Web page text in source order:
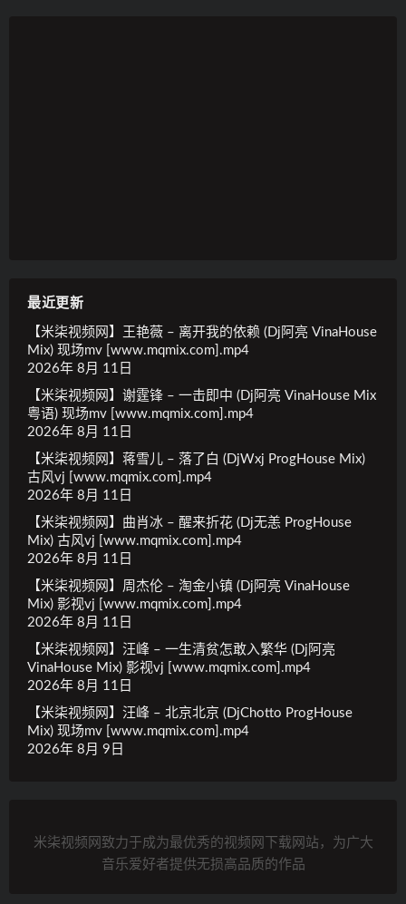
最近更新
【米柒视频网】王艳薇 – 离开我的依赖 (Dj阿亮 VinaHouse
Mix) 现场mv [www.mqmix.com].mp4
2026年 8月 11日
【米柒视频网】谢霆锋 – 一击即中 (Dj阿亮 VinaHouse Mix
粤语) 现场mv [www.mqmix.com].mp4
2026年 8月 11日
【米柒视频网】蒋雪儿 – 落了白 (DjWxj ProgHouse Mix)
古风vj [www.mqmix.com].mp4
2026年 8月 11日
【米柒视频网】曲肖冰 – 醒来折花 (Dj无恙 ProgHouse
Mix) 古风vj [www.mqmix.com].mp4
2026年 8月 11日
【米柒视频网】周杰伦 – 淘金小镇 (Dj阿亮 VinaHouse
Mix) 影视vj [www.mqmix.com].mp4
2026年 8月 11日
【米柒视频网】汪峰 – 一生清贫怎敢入繁华 (Dj阿亮
VinaHouse Mix) 影视vj [www.mqmix.com].mp4
2026年 8月 11日
【米柒视频网】汪峰 – 北京北京 (DjChotto ProgHouse
Mix) 现场mv [www.mqmix.com].mp4
2026年 8月 9日
米柒视频网致力于成为最优秀的视频网下载网站，为广大
音乐爱好者提供无损高品质的作品